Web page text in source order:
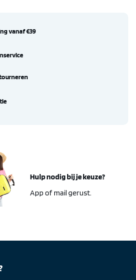
Hulp nodig bij je keuze?
App of mail gerust.
vanaf €39